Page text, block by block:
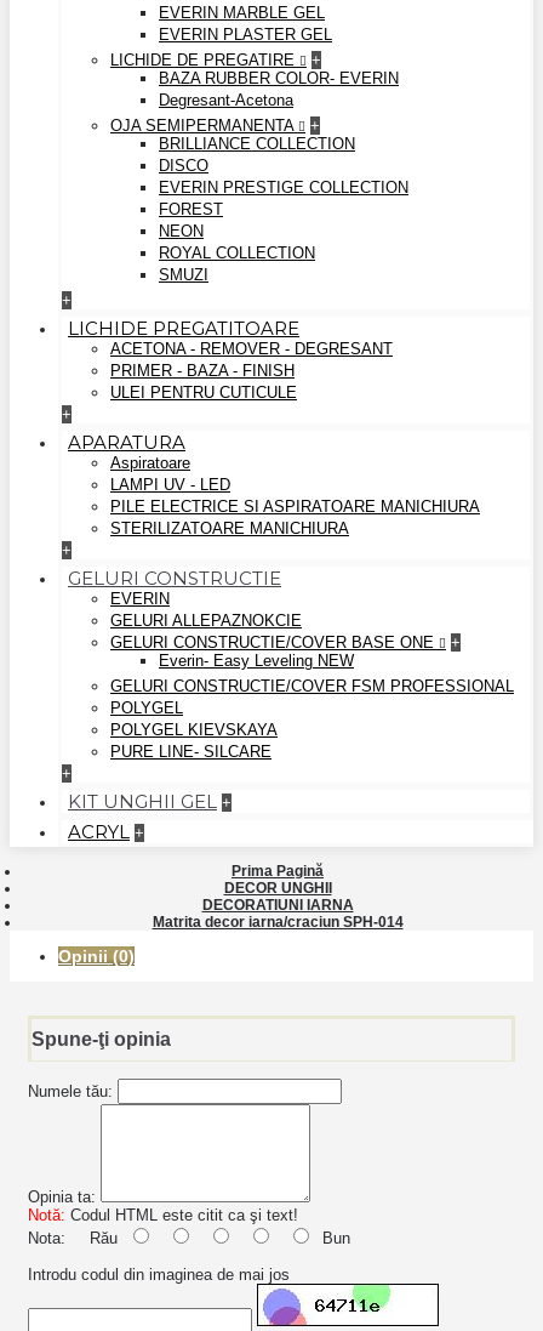
EVERIN MARBLE GEL
EVERIN PLASTER GEL
LICHIDE DE PREGATIRE
+
BAZA RUBBER COLOR- EVERIN
Degresant-Acetona
OJA SEMIPERMANENTA
+
BRILLIANCE COLLECTION
DISCO
EVERIN PRESTIGE COLLECTION
FOREST
NEON
ROYAL COLLECTION
SMUZI
+
LICHIDE PREGATITOARE
ACETONA - REMOVER - DEGRESANT
PRIMER - BAZA - FINISH
ULEI PENTRU CUTICULE
+
APARATURA
Aspiratoare
LAMPI UV - LED
PILE ELECTRICE SI ASPIRATOARE MANICHIURA
STERILIZATOARE MANICHIURA
+
GELURI CONSTRUCTIE
EVERIN
GELURI ALLEPAZNOKCIE
GELURI CONSTRUCTIE/COVER BASE ONE
+
Everin- Easy Leveling NEW
GELURI CONSTRUCTIE/COVER FSM PROFESSIONAL
POLYGEL
POLYGEL KIEVSKAYA
PURE LINE- SILCARE
+
KIT UNGHII GEL +
ACRYL +
Prima Pagină
DECOR UNGHII
DECORATIUNI IARNA
Matrita decor iarna/craciun SPH-014
Opinii (0)
Spune-ţi opinia
Numele tău:
Opinia ta:
Notă: Codul HTML este citit ca şi text!
Nota: Rău
Bun
Introdu codul din imaginea de mai jos